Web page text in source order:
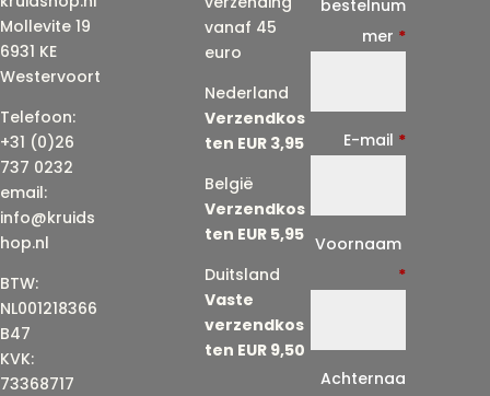
Mollevite 19
6931 KE
Westervoort
Telefoon:
+31 (0)26
737 0232
email:
info@kruids
hop.nl
BTW:
NL001218366
B47
KVK:
73368717
vanaf 45
euro
Nederland
Verzendkos
ten EUR 3,95
België
Verzendkos
ten EUR 5,95
Duitsland
Vaste
verzendkos
ten EUR 9,50
bestelnum
mer *
E-mail *
Voornaam
*
Achternaa